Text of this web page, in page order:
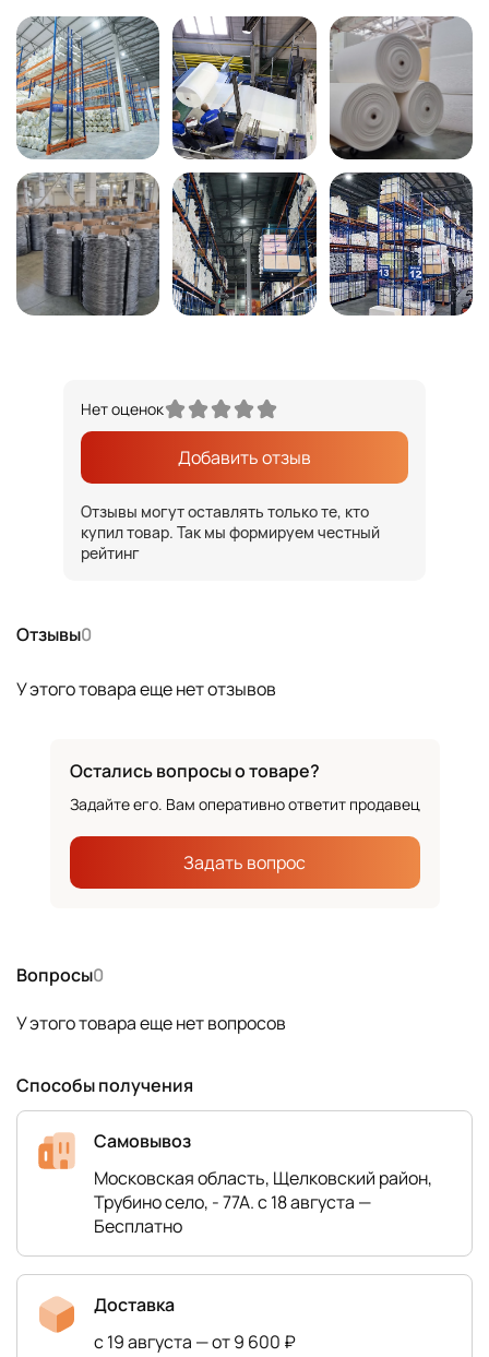
Отзывы0
У этого товара еще нет отзывов
Нет оценок
Добавить отзыв
Отзывы могут оставлять только те, кто
купил товар. Так мы формируем честный
рейтинг
Вопросы0
У этого товара еще нет вопросов
Способы получения
Самовывоз
Московская область, Щелковский район,
Трубино село, - 77А. с 18 августа —
Бесплатно
Доставка
с 19 августа — от 9 600 ₽
Остались вопросы о товаре?
Задайте его. Вам оперативно ответит продавец
Задать вопрос